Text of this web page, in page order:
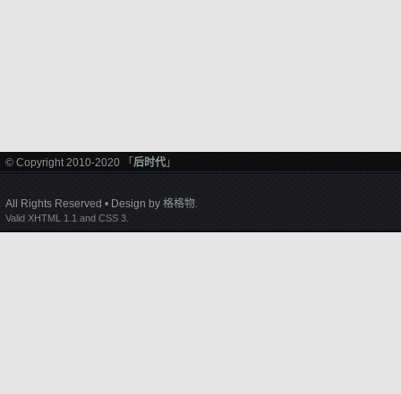
© Copyright 2010-2020 「 后时代 」
All Rights Reserved • Design by 格格物.
Valid XHTML 1.1 and CSS 3.